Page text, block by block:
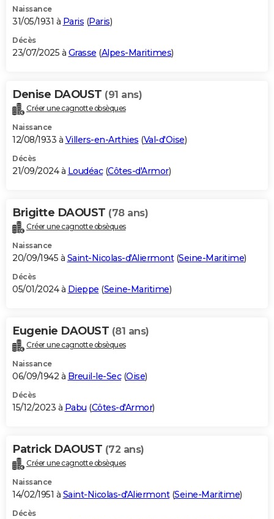
Naissance
31/05/1931 à Paris (Paris)
Décès
23/07/2025 à Grasse (Alpes-Maritimes)
Denise DAOUST (91 ans)
Créer une cagnotte obsèques
Naissance
12/08/1933 à Villers-en-Arthies (Val-d'Oise)
Décès
21/09/2024 à Loudéac(Côtes-d'Armor)
Brigitte DAOUST (78 ans)
Créer une cagnotte obsèques
Naissance
20/09/1945 à Saint-Nicolas-d'Aliermont(Seine-Maritime)
Décès
05/01/2024 à Dieppe (Seine-Maritime)
Eugenie DAOUST (81 ans)
Créer une cagnotte obsèques
Naissance
06/09/1942 à Breuil-le-Sec(Oise)
Décès
15/12/2023 à Pabu (Côtes-d'Armor)
Patrick DAOUST (72 ans)
Créer une cagnotte obsèques
Naissance
14/02/1951 à Saint-Nicolas-d'Aliermont(Seine-Maritime)
Décès